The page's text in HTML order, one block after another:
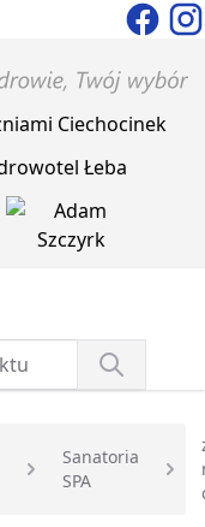
Sanatoria
SPA